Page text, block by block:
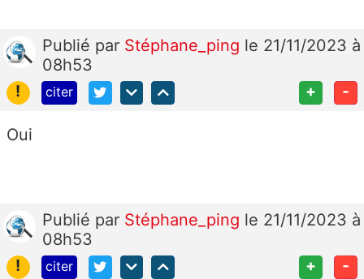
Publié par Stéphane_ping le 21/11/2023 à
08h53
!
citer + -
Oui
Publié par Stéphane_ping le 21/11/2023 à
08h53
!
citer + -